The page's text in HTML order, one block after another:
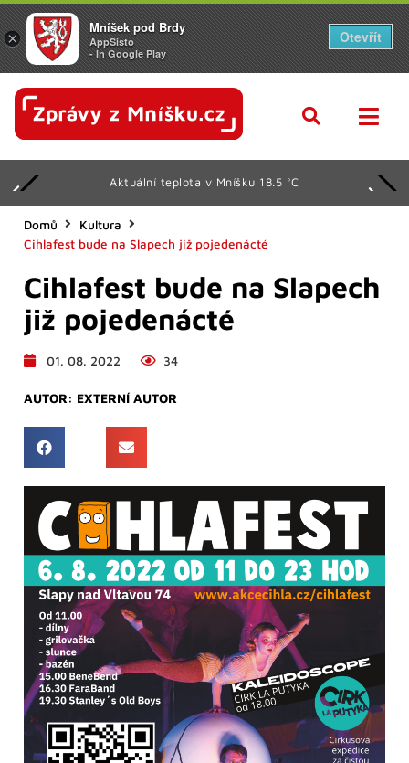
Aktuální teplota v Mníšku 18.5 °C
Domů
Kultura
Cihlafest bude na Slapech již pojedenácté
Cihlafest bude na Slapech
již pojedenácté
01. 08. 2022 34
AUTOR: EXTERNÍ AUTOR
×
Mníšek pod Brdy
AppSisto
- In Google Play
Otevřít